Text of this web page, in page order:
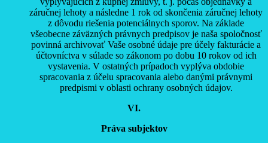
záručnej lehoty a následne 1 rok od skončenia záručnej lehoty
z dôvodu riešenia potenciálnych sporov. Na základe
všeobecne záväzných právnych predpisov je naša spoločnosť
povinná archivovať Vaše osobné údaje pre účely fakturácie a
účtovníctva v súlade so zákonom po dobu 10 rokov od ich
vystavenia. V ostatných prípadoch vyplýva obdobie
spracovania z účelu spracovania alebo danými právnymi
predpismi v oblasti ochrany osobných údajov.
VI.
Práva subjektov